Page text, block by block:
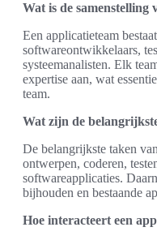
Wat is de samenstelling
Een applicatieteam
softwareontwikkelaars,
systeemanalisten. Elk
expertise aan, wat
team.
Wat zijn de
De belangrijkste taken
ontwerpen, coderen,
softwareapplicaties.
bijhouden en bestaande
Hoe interacteert een